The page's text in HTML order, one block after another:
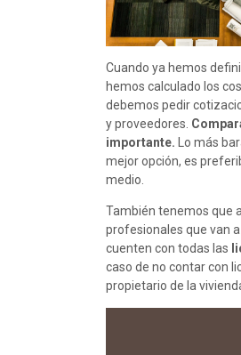
Cuando ya hemos
hemos calculado los
debemos pedir
y proveedores.
importante. Lo más
mejor opción, es
medio.
También tenemos que
profesionales que van
cuenten con todas las
caso de no contar con
propietario de la